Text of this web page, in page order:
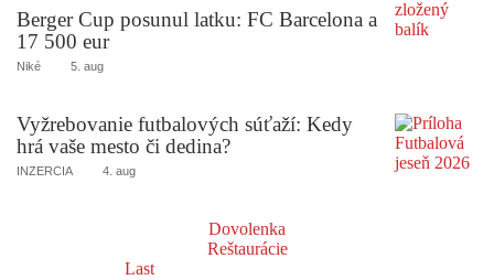
Berger Cup posunul latku: FC Barcelona a
17 500 eur
Niké 5. aug
Vyžrebovanie futbalových súťaží: Kedy
hrá vaše mesto či dedina?
INZERCIA 4. aug
Dovolenka
Reštaurácie
Last